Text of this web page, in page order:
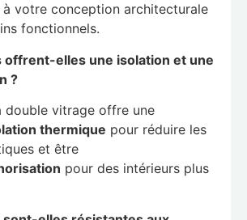
votre conception architecturale
fonctionnels.
offrent-elles une isolation et une
?
double vitrage offre une
thermique pour réduire les
et être
pour des intérieurs plus